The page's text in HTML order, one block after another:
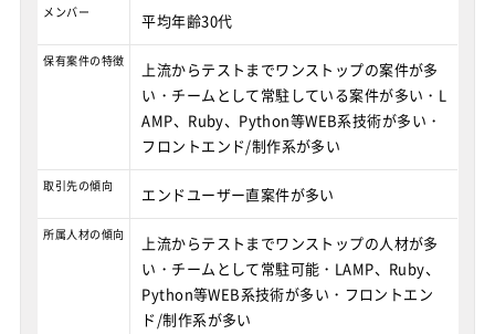
メンバー 平均年齢30代
保有案件の特徴
上流からテストまでワンストップの案件が多
い・チームとして常駐している案件が多い・L
AMP、Ruby、Python等WEB系技術が多い・
フロントエンド/制作系が多い
取引先の傾向 エンドユーザー直案件が多い
所属人材の傾向
上流からテストまでワンストップの人材が多
い・チームとして常駐可能・LAMP、Ruby、
Python等WEB系技術が多い・フロントエン
ド/制作系が多い